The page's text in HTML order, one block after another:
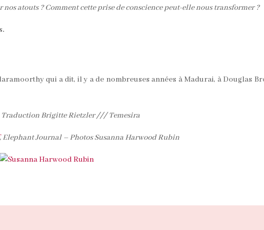
atouts ? Comment cette prise de conscience peut-elle nous transformer ?
qui a dit, il y a de nombreuses années à Madurai, à Douglas
Traduction Brigitte Rietzler///Temesira
, Elephant Journal – Photos Susanna Harwood Rubin